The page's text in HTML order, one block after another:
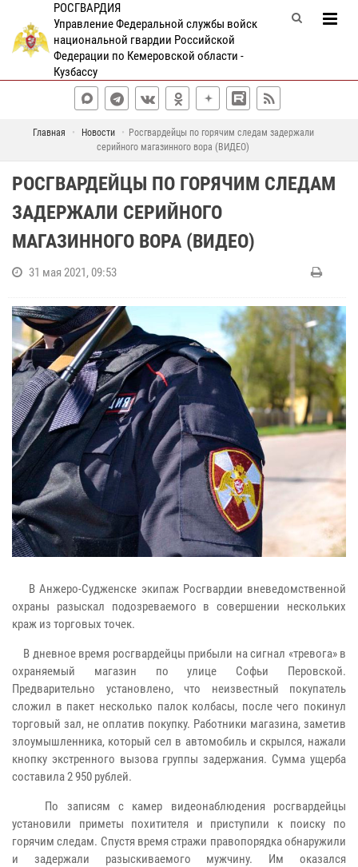
РОСГВАРДИЯ
Управление Федеральной службы войск
национальной гвардии Российской
Федерации по Кемеровской области -
Кузбассу
Главная Новости
Росгвардейцы по горячим следам задержали
серийного магазинного вора (ВИДЕО)
РОСГВАРДЕЙЦЫ ПО ГОРЯЧИМ СЛЕДАМ
ЗАДЕРЖАЛИ СЕРИЙНОГО
МАГАЗИННОГО ВОРА (ВИДЕО)
31 мая 2021, 09:53
В Анжеро-Судженске экипаж Росгвардии вневедомственной
охраны разыскал подозреваемого в совершении нескольких
краж из торговых точек.
В дневное время росгвардейцы прибыли на сигнал «тревога» в
охраняемый магазин по улице Софьи Перовской.
Предварительно установлено, что неизвестный покупатель
сложил в пакет несколько палок колбасы, после чего покинул
торговый зал, не оплатив покупку. Работники магазина, заметив
злоумышленника, который сел в автомобиль и скрылся, нажали
кнопку экстренного вызова группы задержания. Сумма ущерба
составила 2 950 рублей.
По записям с камер видеонаблюдения росгвардейцы
установили приметы похитителя и приступили к поиску по
горячим следам. Спустя время стражи правопорядка обнаружили
и задержали разыскиваемого мужчину. Им оказался